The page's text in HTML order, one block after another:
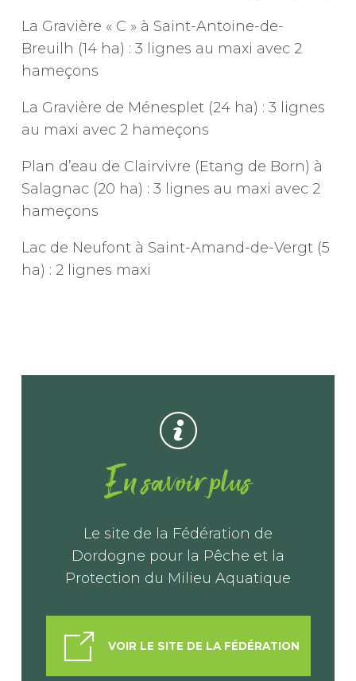
La Gravière « C » à Saint-Antoine-de-
Breuilh (14 ha) : 3 lignes au maxi avec 2
hameçons
La Gravière de Ménesplet (24 ha) : 3 lignes
au maxi avec 2 hameçons
Plan d’eau de Clairvivre (Etang de Born) à
Salagnac (20 ha) : 3 lignes au maxi avec 2
hameçons
Lac de Neufont à Saint-Amand-de-Vergt (5
ha) : 2 lignes maxi
En savoir plus
Le site de la Fédération de
Dordogne pour la Pêche et la
Protection du Milieu Aquatique
VOIR LE SITE DE LA FÉDÉRATION